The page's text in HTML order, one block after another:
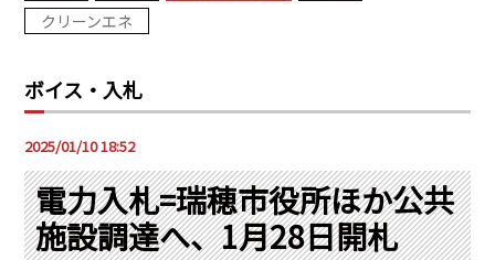
メソドロジー
コンサルティング
PRA原則
Q & A
English Website
クリーンエネ
ボイス・入札
2025/01/10 18:52
電力入札=瑞穂市役所ほか公共
施設調達へ、1月28日開札